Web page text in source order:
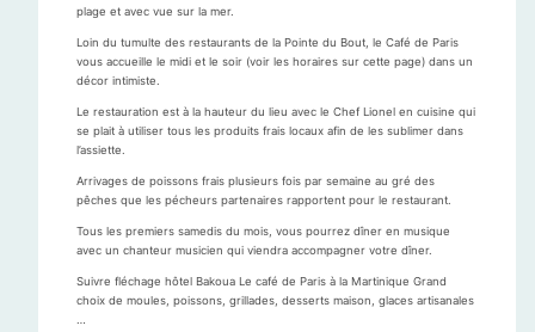
plage et avec vue sur la mer.
Loin du tumulte des restaurants de la Pointe du Bout, le Café de Paris
vous accueille le midi et le soir (voir les horaires sur cette page) dans un
décor intimiste.
Le restauration est à la hauteur du lieu avec le Chef Lionel en cuisine qui
se plait à utiliser tous les produits frais locaux afin de les sublimer dans
l’assiette.
Arrivages de poissons frais plusieurs fois par semaine au gré des
pêches que les pécheurs partenaires rapportent pour le restaurant.
Tous les premiers samedis du mois, vous pourrez dîner en musique
avec un chanteur musicien qui viendra accompagner votre dîner.
Suivre fléchage hôtel Bakoua Le café de Paris à la Martinique Grand
choix de moules, poissons, grillades, desserts maison, glaces artisanales